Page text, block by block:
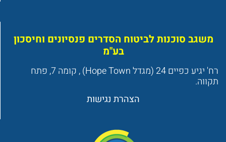
משגב סוכנות לביטוח הסדרים פנסיונים וחיסכון
בע"מ
רח' יגיע כפיים 24 (מגדל Hope Town) , קומה 7, פתח
תקווה.
הצהרת נגישות